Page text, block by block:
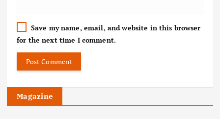
Save my name, email, and website in this browser
for the next time I comment.
Magazine